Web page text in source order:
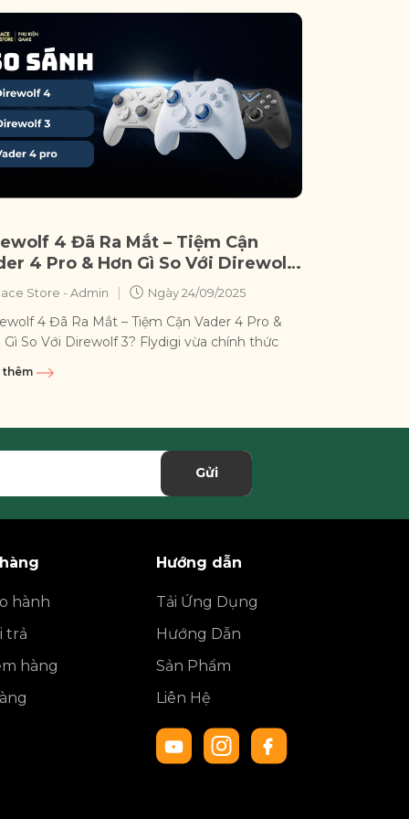
4 Đã Ra Mắt – Tiệm Cận
4 Pro & Hơn Gì So Với Direwolf
Store - Admin | Ngày24/09/2025
4 Đã Ra Mắt – Tiệm Cận Vader 4 Pro &
Gì So Với Direwolf 3? Flydigi vừa chính thức
thêm
Gửi
hành
trả
hàng
Hướng dẫn
Tải Ứng Dụng
Hướng Dẫn
Sản Phẩm
Liên Hệ